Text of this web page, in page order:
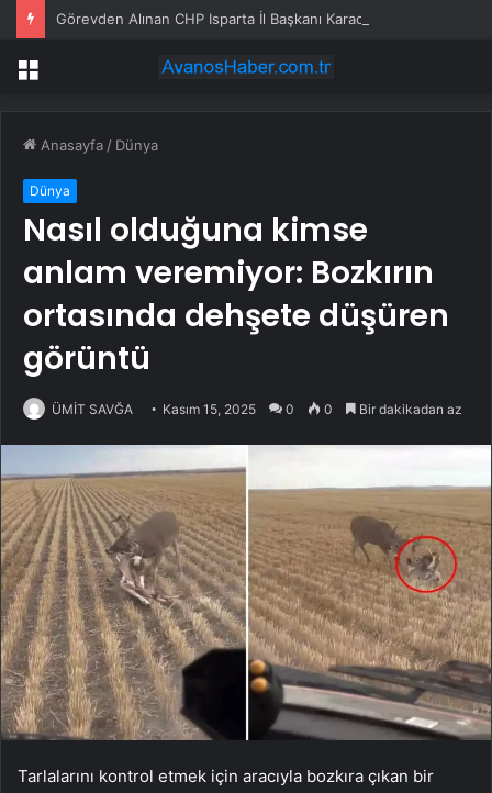
Menü
Anasayfa / Dünya
Dünya
Nasıl olduğuna kimse
anlam veremiyor: Bozkırın
ortasında dehşete düşüren
görüntü
ÜMİT SAVĞA Kasım 15, 2025 0 0 Bir dakikadan az
Tarlalarını kontrol etmek için aracıyla bozkıra çıkan bir